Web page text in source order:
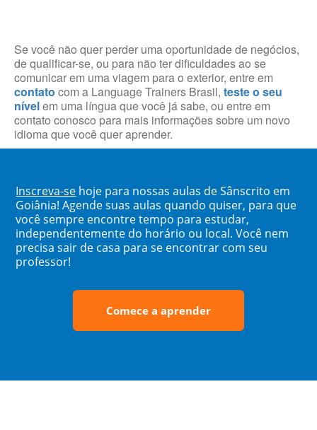
Se você não quer perder uma oportunidade de negócios,
de qualificar-se, ou para não ter dificuldades ao se
comunicar em uma viagem para o exterior, entre em
contato com a Language Trainers Brasil, teste o seu
nívelem uma língua que você já sabe, ou entre em
contato conosco para mais informações sobre um novo
idioma que você quer aprender.
Inscreva-se hoje para nossas aulas de Sânscrito em
Goiânia! Agende suas aulas quando quiser, para que
você sempre encontre tempo para estudar,
independentemente do horário ou local. Você nem
precisa sair de casa para se encontrar com seu
professor!
Comece a aprender